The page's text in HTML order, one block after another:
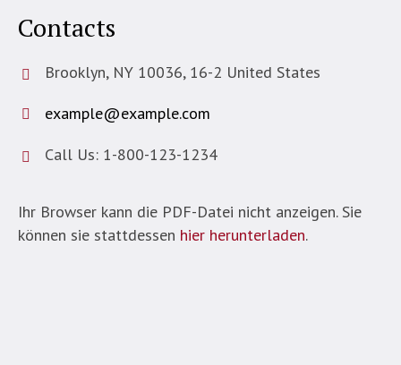
Contacts
Brooklyn, NY 10036, 16-2 United States
example@example.com
Call Us: 1-800-123-1234
Ihr Browser kann die PDF-Datei nicht anzeigen. Sie
können sie stattdessen hier herunterladen.